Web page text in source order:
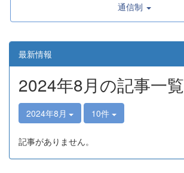
通信制
最新情報
2024年8月の記事一覧
2024年8月 10件
記事がありません。